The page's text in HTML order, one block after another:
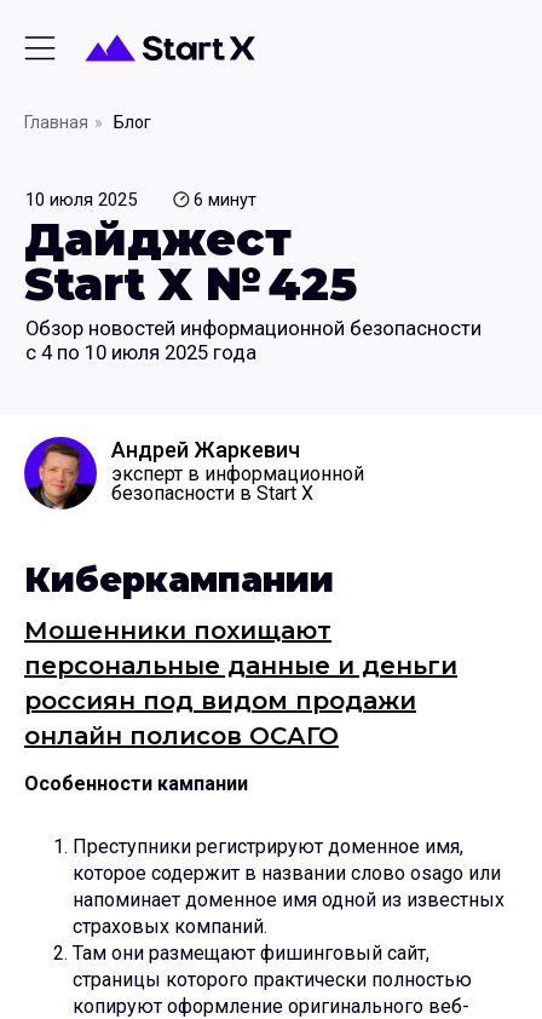
Главная » Блог
Обзор новостей информационной безопасности
с 4 по 10 июля 2025 года
Дайджест
Start X № 425
10 июля 2025 6 минут
эксперт в информационной
безопасности в Start X
Андрей Жаркевич
Киберкампании
Мошенники похищают
персональные данные и деньги
россиян под видом продажи
онлайн полисов ОСАГО
Особенности кампании
Преступники регистрируют доменное имя,
которое содержит в названии слово osago или
напоминает доменное имя одной из известных
страховых компаний.
Там они размещают фишинговый сайт,
страницы которого практически полностью
копируют оформление оригинального веб-